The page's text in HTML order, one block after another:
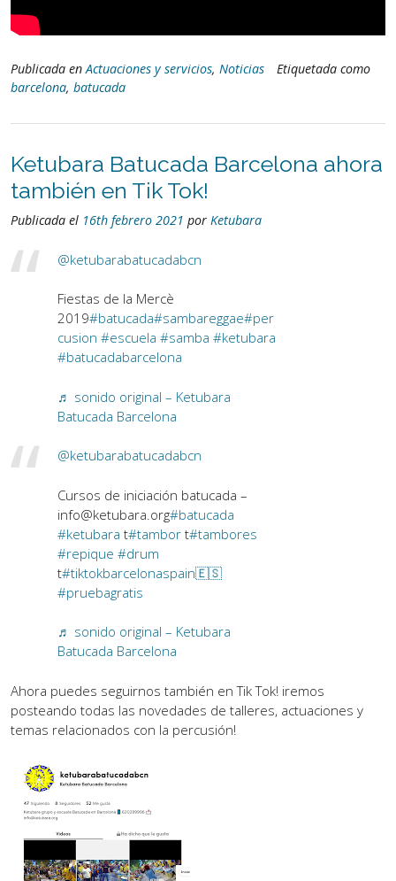
Publicada enActuaciones y servicios, Noticias
Etiquetada como
barcelona, batucada
Ketubara Batucada Barcelona ahora
también en Tik Tok!
Publicada el 16th febrero 2021 por Ketubara
@ketubarabatucadabcn
Fiestas de la Mercè
2019#batucada#sambareggae#per
cusion #escuela #samba #ketubara
#batucadabarcelona
♬ sonido original – Ketubara
Batucada Barcelona
@ketubarabatucadabcn
Cursos de iniciación batucada –
info@ketubara.org#batucada
#ketubara t#tambor t#tambores
#repique #drum
t#tiktokbarcelonaspain🇪🇸
#pruebagratis
♬ sonido original – Ketubara
Batucada Barcelona
Ahora puedes seguirnos también en Tik Tok! iremos
posteando todas las novedades de talleres, actuaciones y
temas relacionados con la percusión!